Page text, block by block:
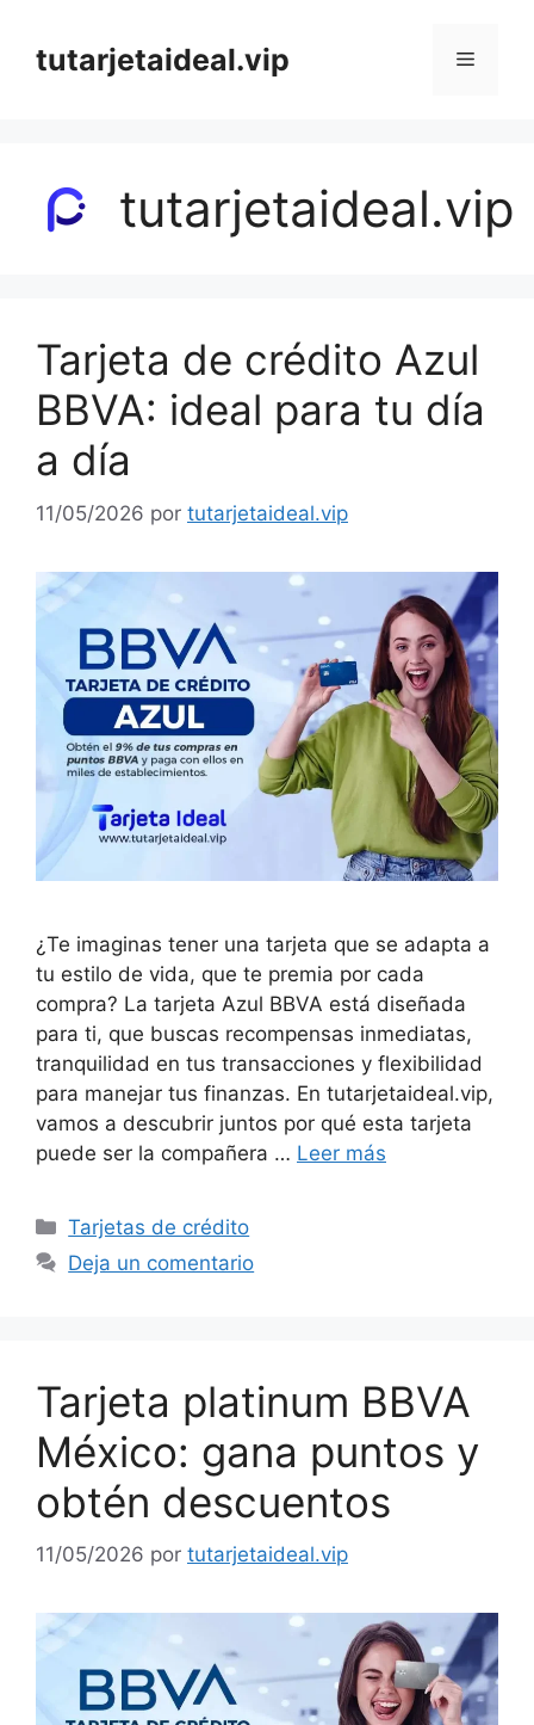
contenido
tutarjetaideal.vip Menú
tutarjetaideal.vip
Tarjeta de crédito Azul
BBVA: ideal para tu día
a día
11/05/2026 por tutarjetaideal.vip
¿Te imaginas tener una tarjeta que se adapta a
tu estilo de vida, que te premia por cada
compra? La tarjeta Azul BBVA está diseñada
para ti, que buscas recompensas inmediatas,
tranquilidad en tus transacciones y flexibilidad
para manejar tus finanzas. En tutarjetaideal.vip,
vamos a descubrir juntos por qué esta tarjeta
puede ser la compañera … Leer más
Categorías
Tarjetas de crédito
Deja un comentario
Tarjeta platinum BBVA
México: gana puntos y
obtén descuentos
11/05/2026 por tutarjetaideal.vip